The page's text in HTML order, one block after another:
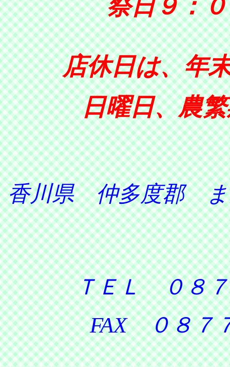
祭日９：
店休日は、年
日曜日、農
香川県 仲多度郡 ま
ＴＥＬ ０８７
FAX ０８７